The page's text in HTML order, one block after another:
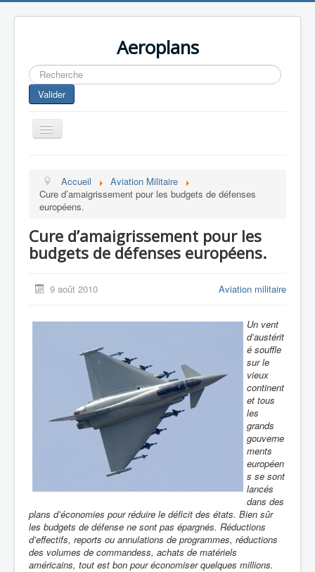
Aeroplans
Rechercher
Valider
Toggle
Navigation
Aviation Commerciale
Aviation d'Affaire
Aviation Militaire
Europespace
Drones
Accueil
Aviation Militaire
Cure d’amaigrissement pour les budgets de défenses
européens.
Cure d’amaigrissement pour les
budgets de défenses européens.
9 août 2010 Aviation militaire
Un vent
d’austérit
é souffle
sur le
vieux
continent
et tous
les
grands
gouverne
ments
européen
s se sont
lancés
dans des
plans d’économies pour réduire le déficit des états. Bien sûr
les budgets de défense ne sont pas épargnés. Réductions
d’effectifs, reports ou annulations de programmes, réductions
des volumes de commandess, achats de matériels
américains, tout est bon pour économiser quelques millions.